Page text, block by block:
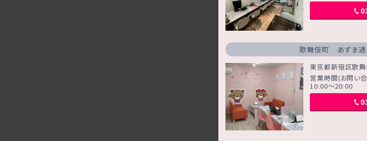
歌舞伎町 あずま通
東京都新宿区歌
営業時間(お問い
10:00～20:00